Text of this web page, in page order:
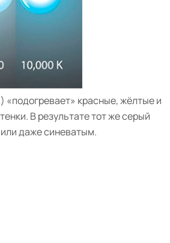
красные, жёлтые и
В результате тот же серый
даже синеватым.